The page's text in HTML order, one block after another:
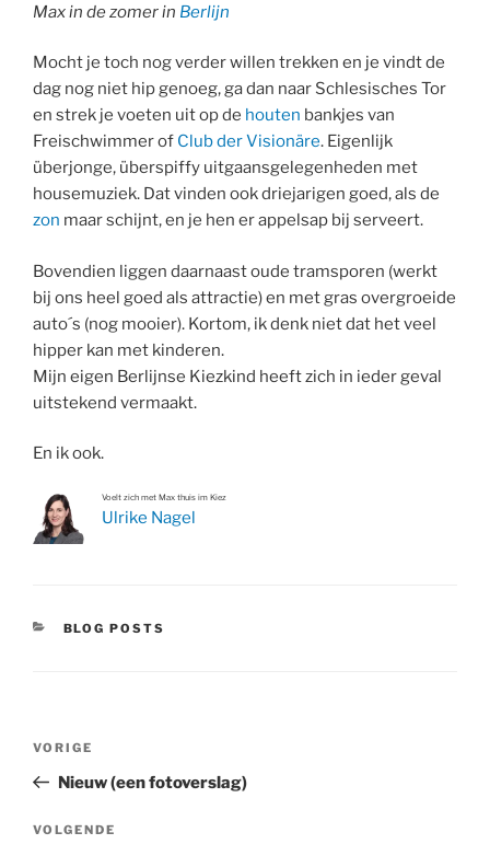
Max in de zomer in Berlijn
Mocht je toch nog verder willen trekken en je vindt de
dag nog niet hip genoeg, ga dan naar Schlesisches Tor
en strek je voeten uit op de houten bankjes van
Freischwimmer of Club der Visionäre. Eigenlijk
überjonge, überspiffy uitgaansgelegenheden met
housemuziek. Dat vinden ook driejarigen goed, als de
zon maar schijnt, en je hen er appelsap bij serveert.
Bovendien liggen daarnaast oude tramsporen (werkt
bij ons heel goed als attractie) en met gras overgroeide
auto´s (nog mooier). Kortom, ik denk niet dat het veel
hipper kan met kinderen.
Mijn eigen Berlijnse Kiezkind heeft zich in ieder geval
uitstekend vermaakt.
En ik ook.
Voelt zich met Max thuis im Kiez
Ulrike Nagel
CATEGORIEËN
BLOG POSTS
Vorig
bericht
VORIGE
Nieuw (een fotoverslag)
Volgend
VOLGENDE